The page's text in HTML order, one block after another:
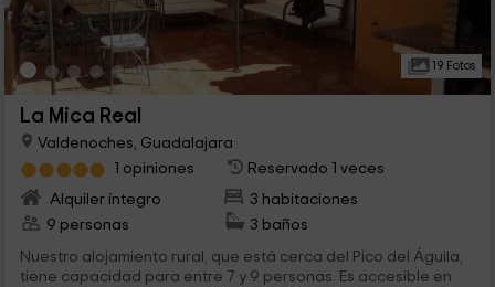
19 Fotos
La Mica Real
Valdenoches, Guadalajara
1 opiniones
Reservado 1 veces
Alquiler íntegro
3 habitaciones
9 personas
3 baños
Nuestro alojamiento rural, que está cerca del Pico del Águila,
tiene capacidad para entre 7 y 9 personas. Es accesible en